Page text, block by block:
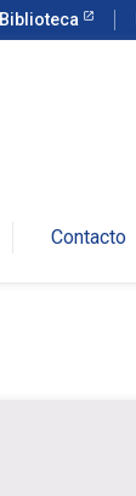
Biblioteca
Contacto